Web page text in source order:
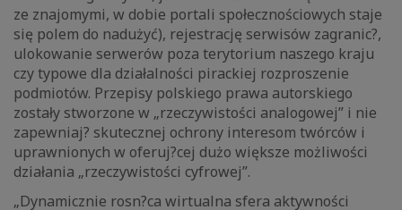
ze znajomymi, w dobie portali społecznościowych staje
się polem do nadużyć), rejestrację serwisów zagranic?,
ulokowanie serwerów poza terytorium naszego kraju
czy typowe dla działalności pirackiej rozproszenie
podmiotów. Przepisy polskiego prawa autorskiego
zostały stworzone w „rzeczywistości analogowej” i nie
zapewniaj? skutecznej ochrony interesom twórców i
uprawnionych w oferuj?cej dużo większe możliwości
działania „rzeczywistości cyfrowej”.
„Dynamicznie rosn?ca wirtualna sfera aktywności